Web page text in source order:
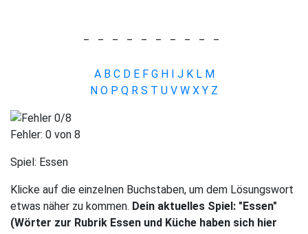
A B C D E F G H I J K L M
N O P Q R S T U V W X Y Z
Fehler: 0 von 8
Spiel: Essen
Klicke auf die einzelnen Buchstaben, um dem Lösungswort
etwas näher zu kommen. Dein aktuelles Spiel: "Essen"
(Wörter zur Rubrik Essen und Küche haben sich hier